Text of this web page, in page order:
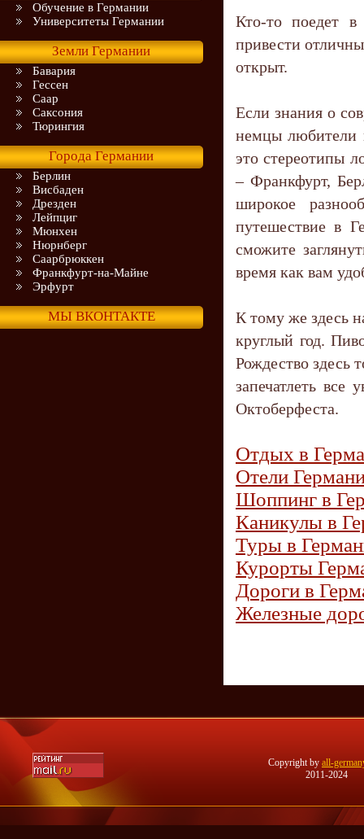
Кто-то поедет в
привести
открыт.
Если знания о
немцы любители
это стереотипы
– Франкфурт,
широкое
путешествие в
сможите
время как вам
К тому же здесь
круглый год.
Рождество здесь
запечатлеть все
Октоберфеста.
Отдых в
Отели
Шоппинг в
Каникулы в
Туры в
Курорты
Дороги в
Железные
Обучение в Германии
Университеты Германии
Земли Германии
Бавария
Гессен
Саар
Саксония
Тюрингия
Города Германии
Берлин
Висбаден
Дрезден
Лейпциг
Мюнхен
Нюрнберг
Саарбрюккен
Франкфурт-на-Майне
Эрфурт
МЫ ВКОНТАКТЕ
Copyright by all-
2011-2024